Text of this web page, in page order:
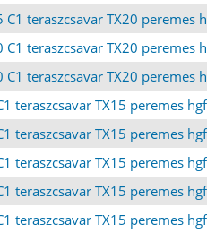
teraszcsavar TX20 peremes
teraszcsavar TX20 peremes
teraszcsavar TX20 peremes
teraszcsavar TX15 peremes
teraszcsavar TX15 peremes
teraszcsavar TX15 peremes
teraszcsavar TX15 peremes
teraszcsavar TX15 peremes